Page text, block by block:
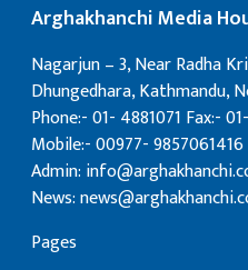
Arghakhanchi Media
Nagarjun – 3, Near Radha
Dhungedhara, Kathmandu,
Phone:- 01- 4881071 Fax:-
Mobile:- 00977- 9857061416
Admin:
News:
Pages